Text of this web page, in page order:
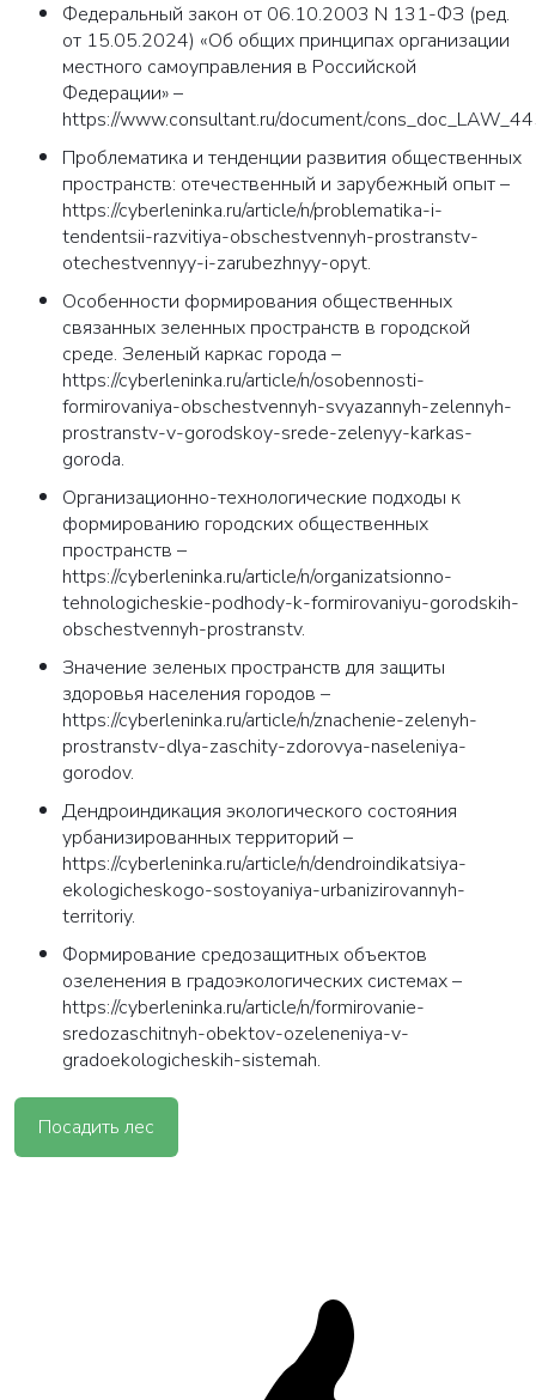
Федеральный закон от 06.10.2003 N 131-ФЗ (ред.
от 15.05.2024) «Об общих принципах организации
местного самоуправления в Российской
Федерации» –
https://www.consultant.ru/document/
Проблематика и тенденции развития общественных
пространств: отечественный и зарубежный опыт –
https://cyberleninka.ru/article/n/problematika-i-
tendentsii-razvitiya-obschestvennyh-prostranstv-
otechestvennyy-i-zarubezhnyy-opyt.
Особенности формирования общественных
связанных зеленных пространств в городской
среде. Зеленый каркас города –
https://cyberleninka.ru/article/n/osobennosti-
formirovaniya-obschestvennyh-svyazannyh-zelennyh-
prostranstv-v-gorodskoy-srede-zelenyy-karkas-
goroda.
Организационно-технологические подходы к
формированию городских общественных
пространств –
https://cyberleninka.ru/article/n/organizatsionno-
tehnologicheskie-podhody-k-formirovaniyu-gorodskih-
obschestvennyh-prostranstv.
Значение зеленых пространств для защиты
здоровья населения городов –
https://cyberleninka.ru/article/n/znachenie-zelenyh-
prostranstv-dlya-zaschity-zdorovya-naseleniya-
gorodov.
Дендроиндикация экологического состояния
урбанизированных территорий –
https://cyberleninka.ru/article/n/dendroindikatsiya-
ekologicheskogo-sostoyaniya-urbanizirovannyh-
territoriy.
Формирование средозащитных объектов
озеленения в градоэкологических системах –
https://cyberleninka.ru/article/n/formirovanie-
sredozaschitnyh-obektov-ozeleneniya-v-
gradoekologicheskih-sistemah.
Посадить лес